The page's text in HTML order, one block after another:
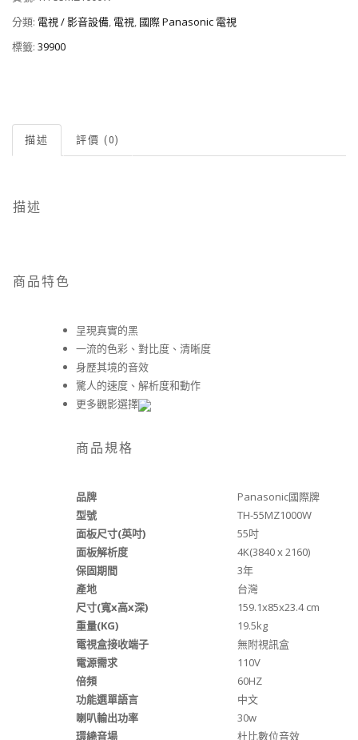
分類: 電視 / 影音設備, 電視, 國際 Panasonic 電視
標籤: 39900
描述 評價 (0)
描述
商品特色
呈現真實的黑
一流的色彩、對比度、清晰度
身歷其境的音效
驚人的速度、解析度和動作
更多觀影選擇
商品規格
品牌
Panasonic國際牌
型號
TH-55MZ1000W
面板尺寸(英吋)
55吋
面板解析度
4K(3840 x 2160)
保固期間
3年
產地
台灣
尺寸(寬x高x深)
159.1x85x23.4 cm
重量(KG)
19.5kg
電視盒接收端子
無附視訊盒
電源需求
110V
倍頻
60HZ
功能選單語言
中文
喇叭輸出功率
30w
環繞音場
杜比數位音效